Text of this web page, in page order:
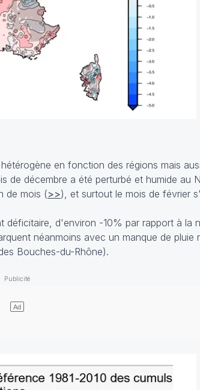
en fonction des régions mais
de décembre a été perturbé et humide au
de mois (>>), et surtout le mois de février
d'environ -10% par rapport à la
néanmoins avec un manque de pluie
Bouches-du-Rhône).